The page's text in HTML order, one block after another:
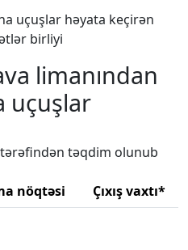
uçuşlar həyata keçirən
birliyi
limanından
uçuşlar
təqdim olunub
nöqtəsi Çıxış vaxtı*